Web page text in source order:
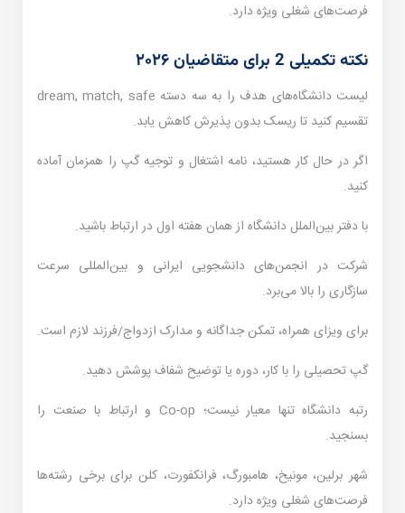
فرصت‌های شغلی ویژه دارد.
نکته تکمیلی 2 برای متقاضیان ۲۰۲۶
لیست دانشگاه‌های هدف را به سه دسته dream, match, safe
تقسیم کنید تا ریسک بدون پذیرش کاهش یابد.
اگر در حال کار هستید، نامه اشتغال و توجیه گپ را همزمان آماده
کنید.
با دفتر بین‌الملل دانشگاه از همان هفته اول در ارتباط باشید.
شرکت در انجمن‌های دانشجویی ایرانی و بین‌المللی سرعت
سازگاری را بالا می‌برد.
برای ویزای همراه، تمکن جداگانه و مدارک ازدواج/فرزند لازم است.
گپ تحصیلی را با کار، دوره یا توضیح شفاف پوشش دهید.
رتبه دانشگاه تنها معیار نیست؛ Co-op و ارتباط با صنعت را
بسنجید.
شهر برلین، مونیخ، هامبورگ، فرانکفورت، کلن برای برخی رشته‌ها
فرصت‌های شغلی ویژه دارد.